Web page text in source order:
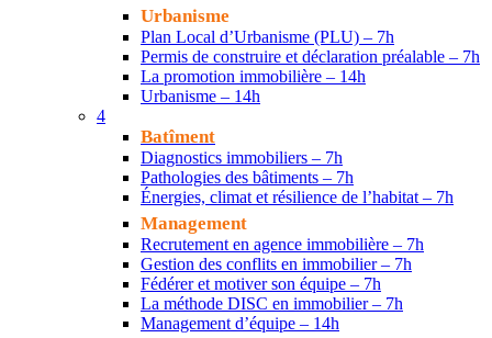
Urbanisme
Plan Local d’Urbanisme (PLU) – 7h
Permis de construire et déclaration préalable – 7h
La promotion immobilière – 14h
Urbanisme – 14h
4
Batîment
Diagnostics immobiliers – 7h
Pathologies des bâtiments – 7h
Énergies, climat et résilience de l’habitat – 7h
Management
Recrutement en agence immobilière – 7h
Gestion des conflits en immobilier – 7h
Fédérer et motiver son équipe – 7h
La méthode DISC en immobilier – 7h
Management d’équipe – 14h